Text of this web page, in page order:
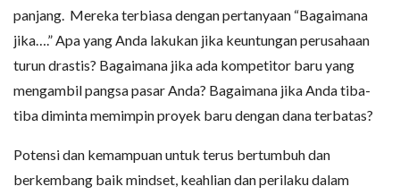
panjang. Mereka terbiasa dengan pertanyaan “Bagaimana
jika….” Apa yang Anda lakukan jika keuntungan perusahaan
turun drastis? Bagaimana jika ada kompetitor baru yang
mengambil pangsa pasar Anda? Bagaimana jika Anda tiba-
tiba diminta memimpin proyek baru dengan dana terbatas?
Potensi dan kemampuan untuk terus bertumbuh dan
berkembang baik mindset, keahlian dan perilaku dalam